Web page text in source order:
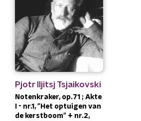
Pjotr Iljitsj Tsjaikovski
Notenkraker, op.71 ; Akte
I - nr.1, "Het optuigen van
de kerstboom" + nr.2,